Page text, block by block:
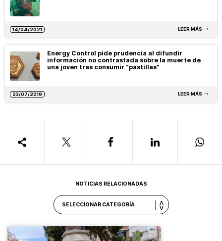
14/04/2021 LEER MÁS
Energy Control pide prudencia al difundir
información no contrastada sobre la muerte de
una joven tras consumir “pastillas”
23/07/2019 LEER MÁS
NOTICIAS RELACIONADAS